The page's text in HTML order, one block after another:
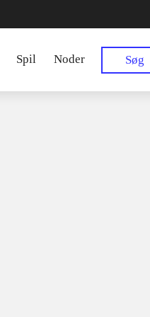
Spil Noder Søg